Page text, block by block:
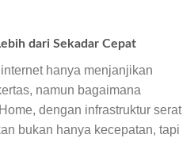
dari Sekadar Cepat
hanya menjanjikan
namun bagaimana
dengan infrastruktur serat
bukan hanya kecepatan, tapi